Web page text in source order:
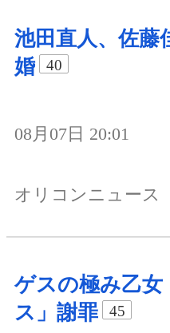
池田直人、佐藤
婚
40
08月07日 20:01
オリコンニュース
ゲスの極み乙女
ス」謝罪
45